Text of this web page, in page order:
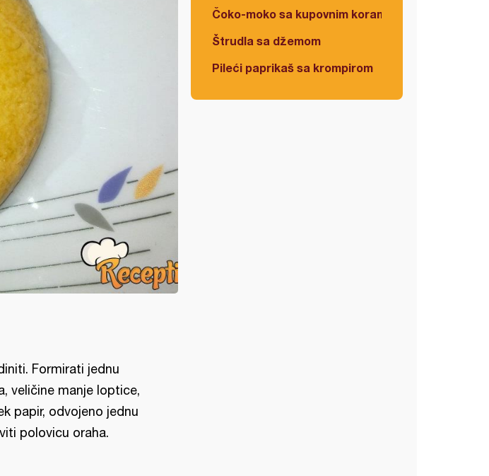
Čoko-moko sa kupovnim korama
Štrudla sa džemom
Pileći paprikaš sa krompirom
Formirati jednu
veličine manje loptice,
papir, odvojeno jednu
polovicu oraha.